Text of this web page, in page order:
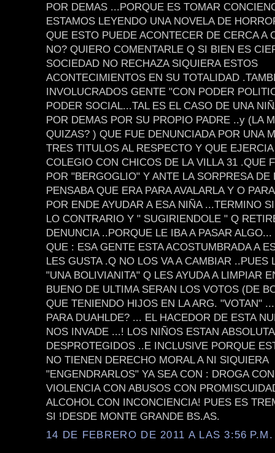
POR DEMAS ...PORQUE ES TOMAR
ESTAMOS LEYENDO UNA NOVELA DE
QUE ESTO PUEDE ACONTECER DE CERCA A
NO? QUIERO COMENTARLE Q SI BIEN ES
SOCIEDAD NO RECHAZA SIQUIERA ESTOS
ACONTECIMIENTOS EN SU TOTALIDAD
INVOLUCRADOS GENTE "CON PODER
PODER SOCIAL...TAL ES EL CASO DE UNA
POR DEMAS POR SU PROPIO PADRE ..y (LA
QUIZAS? ) QUE FUE DENUNCIADA POR UNA
TRES TITULOS AL RESPECTO Y QUE
COLEGIO CON CHICOS DE LA VILLA 31 .QUE
POR "BERGOGLIO" Y ANTE LA SORPRESA DE
PENSABA QUE ERA PARA AVALARLA Y O
POR ENDE AYUDAR A ESA NIÑA ...TERMINO
LO CONTRARIO Y " SUGIRIENDOLE " Q
DENUNCIA ..PORQUE LE IBA A PASAR
QUE : ESA GENTE ESTA ACOSTUMBRADA A
LES GUSTA .Q NO LOS VA A CAMBIAR ..PUES
"UNA BOLIVIANITA" Q LES AYUDA A LIMPIAR
BUENO DE ULTIMA SERAN LOS VOTOS (DE
QUE TENIENDO HIJOS EN LA ARG. "VOTAN"
PARA DUAHLDE? ... EL HACEDOR DE ESTA
NOS INVADE ...! LOS NIÑOS ESTAN
DESPROTEGIDOS ..E INCLUSIVE PORQUE
NO TIENEN DERECHO MORAL A NI SIQUIERA
"ENGENDRARLOS" YA SEA CON : DROGA
VIOLENCIA CON ABUSOS CON
ALCOHOL CON INCONCIENCIA! PUES ES
SI !DESDE MONTE GRANDE BS.AS.
14 DE FEBRERO DE 2011 A LAS 3:56 P.M.